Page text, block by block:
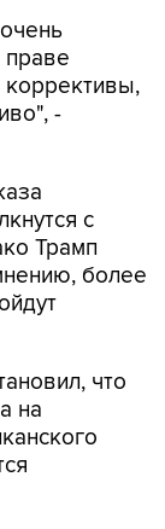
-
с
Трамп
более
что
на